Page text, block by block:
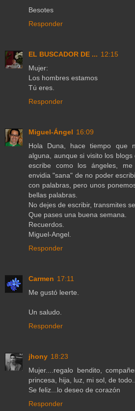
Besotes
Responder
EL BUSCADOR DE ... 12:15
Mujer:
Los hombres estamos
Tú eres.
Responder
Miguel-Ángel 16:09
Hola Duna, hace tiempo que
alguna, aunque si visito los
escribe como los ángeles,
envidia "sana" de no poder
con palabras, pero unos
bellas palabras.
No dejes de escribir, transmites
Que pases una buena semana.
Recuerdos.
Miguel-Angel.
Responder
Carmen 17:11
Me gustó leerte.
Un saludo.
Responder
jhony 18:23
Mujer....regalo bendito,
princesa, hija, luz, mi sol, de
Se feliz...lo deseo de corazón
Responder